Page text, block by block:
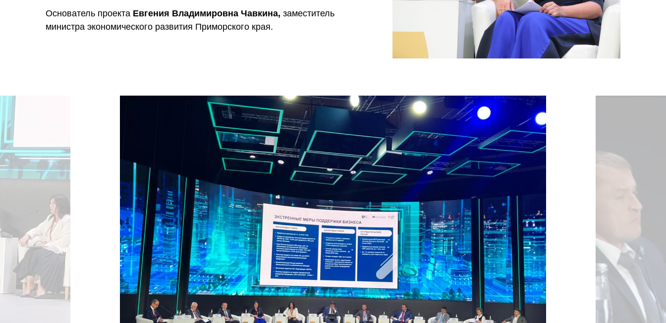
Основатель проекта Евгения Владимировна Чавкина, заместитель
министра экономического развития Приморского края.